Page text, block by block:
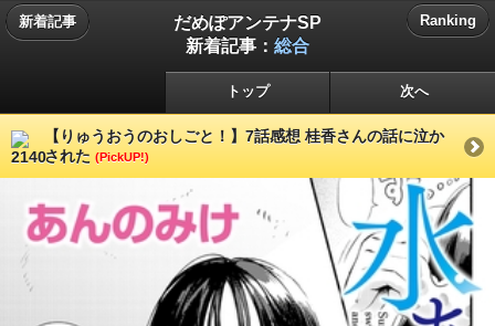
新着記事
だめぽアンテナSP
新着記事： 総合
Ranking
トップ 次へ
【りゅうおうのおしごと！】7話感想 桂香さんの話に泣か
された (PickUP!)